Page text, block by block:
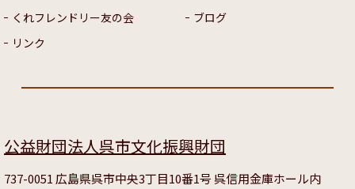
くれフレンドリー友の会
リンク
ブログ
公益財団法人呉市文化振興財団
737-0051 広島県呉市中央3丁目10番1号 呉信用金庫ホール内